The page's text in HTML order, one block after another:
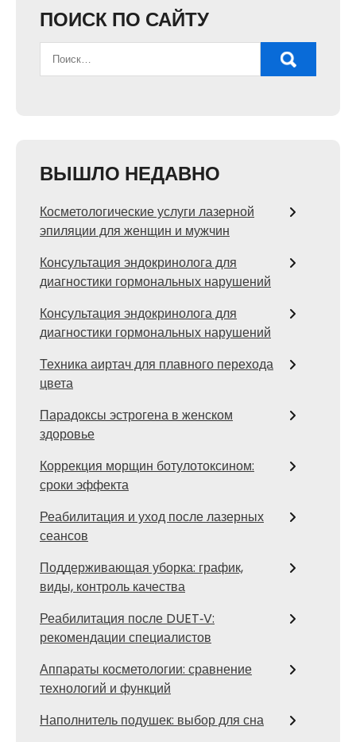
ПОИСК ПО САЙТУ
ВЫШЛО НЕДАВНО
Косметологические услуги лазерной
эпиляции для женщин и мужчин
Консультация эндокринолога для
диагностики гормональных нарушений
Консультация эндокринолога для
диагностики гормональных нарушений
Техника аиртач для плавного перехода
цвета
Парадоксы эстрогена в женском
здоровье
Коррекция морщин ботулотоксином:
сроки эффекта
Реабилитация и уход после лазерных
сеансов
Поддерживающая уборка: график,
виды, контроль качества
Реабилитация после DUET‑V:
рекомендации специалистов
Аппараты косметологии: сравнение
технологий и функций
Наполнитель подушек: выбор для сна